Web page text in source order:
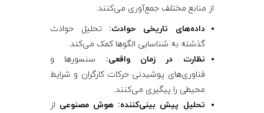
از منابع مختلف جمع‌آوری می‌کنند:
داده‌های تاریخی حوادث: تحلیل حوادث
گذشته به شناسایی الگوها کمک می‌کند.
نظارت در زمان واقعی: سنسورها و
فناوری‌های پوشیدنی حرکات کارگران و شرایط
محیطی را پیگیری می‌کنند.
تحلیل پیش بینی‌کننده: هوش مصنوعی از